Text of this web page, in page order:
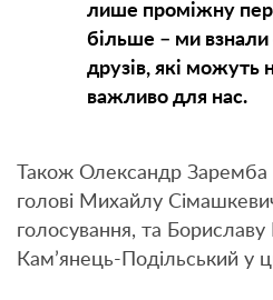
лише проміжну
більше – ми взнали
друзів, які можуть
важливо для нас.
Також Олександр Заремба
голові Михайлу
голосування, та Бориславу
Кам’янець-Подільський у